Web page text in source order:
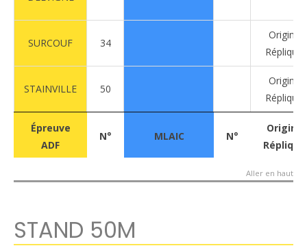
Épreuve
Réplique
SURCOUF 34
Origine
Réplique
STAINVILLE 50
Origine
Réplique
Épreuve
ADF
N° MLAIC N°
Origine
Réplique
Aller en haut
STAND 50M